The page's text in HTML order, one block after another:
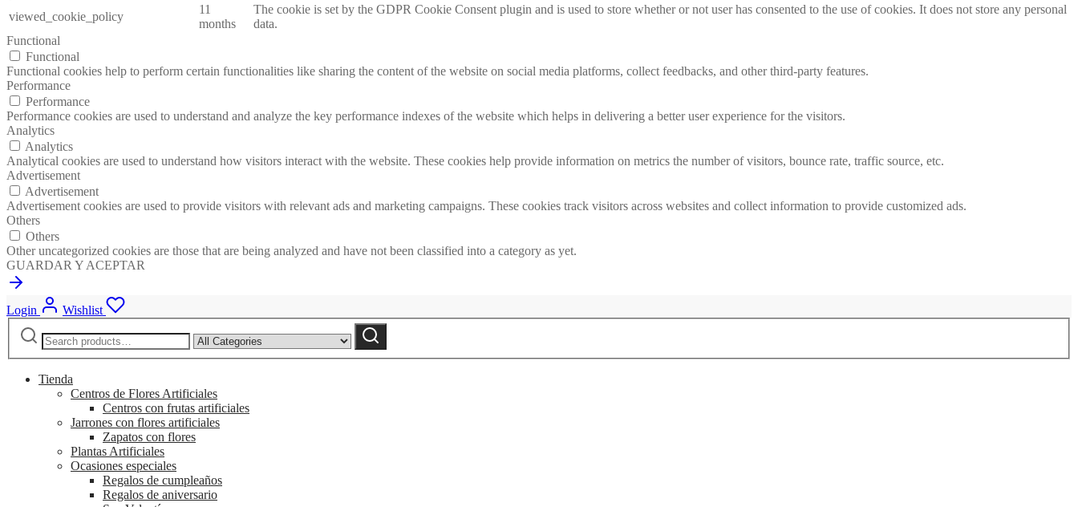
viewed_cookie_policy
11
months
The cookie is set by the GDPR Cookie Consent plugin and is used to store whether or not user has consented to the use of cookies. It does not store any personal
data.
Functional
Functional
Functional cookies help to perform certain functionalities like sharing the content of the website on social media platforms, collect feedbacks, and other third-party features.
Performance
Performance
Performance cookies are used to understand and analyze the key performance indexes of the website which helps in delivering a better user experience for the visitors.
Analytics
Analytics
Analytical cookies are used to understand how visitors interact with the website. These cookies help provide information on metrics the number of visitors, bounce rate, traffic source, etc.
Advertisement
Advertisement
Advertisement cookies are used to provide visitors with relevant ads and marketing campaigns. These cookies track visitors across websites and collect information to provide customized ads.
Others
Others
Other uncategorized cookies are those that are being analyzed and have not been classified into a category as yet.
GUARDAR Y ACEPTAR
Login
Wishlist
Search
for:
by
category:
Search
Tienda
Centros de Flores Artificiales
Centros con frutas artificiales
Jarrones con flores artificiales
Zapatos con flores
Plantas Artificiales
Ocasiones especiales
Regalos de cumpleaños
Regalos de aniversario